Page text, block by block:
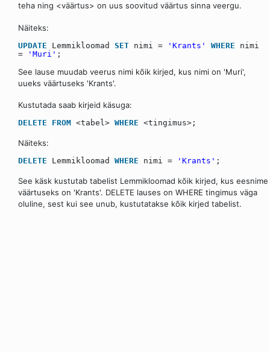
teha ning <väärtus> on uus soovitud väärtus sinna veergu.
Näiteks:
UPDATE Lemmikloomad SET nimi = 'Krants' WHERE
nimi
=
'Muri' ;
See lause muudab veerus nimi kõik kirjed, kus nimi on 'Muri',
uueks väärtuseks 'Krants'.
Kustutada saab kirjeid käsuga:
DELETE FROM <tabel> WHERE <tingimus>;
Näiteks:
DELETE Lemmikloomad WHERE nimi = 'Krants' ;
See käsk kustutab tabelist Lemmikloomad kõik kirjed, kus eesnime
väärtuseks on 'Krants'. DELETE lauses on WHERE tingimus väga
oluline, sest kui see unub, kustutatakse kõik kirjed tabelist.